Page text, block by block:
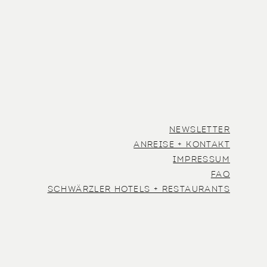
NEWSLETTER
ANREISE + KONTAKT
IMPRESSUM
FAQ
SCHWÄRZLER HOTELS + RESTAURANTS